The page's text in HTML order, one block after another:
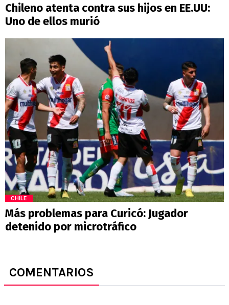
Chileno atenta contra sus hijos en EE.UU:
Uno de ellos murió
CHILE
Más problemas para Curicó: Jugador
detenido por microtráfico
COMENTARIOS